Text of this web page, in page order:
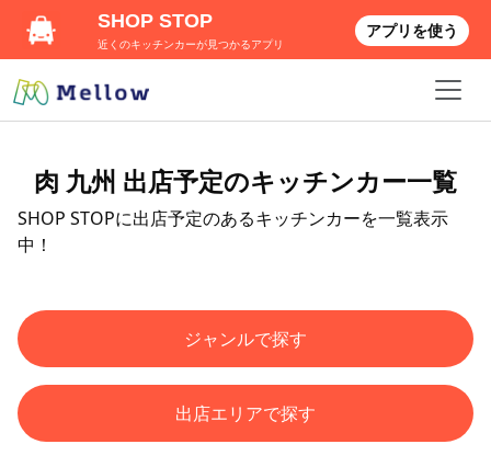
肉 九州 出店予定のキッチンカー一覧
SHOP STOPに出店予定のあるキッチンカーを一覧表示
中！
ジャンルで探す
出店エリアで探す
SHOP STOP
近くのキッチンカーが見つかるアプリ
アプリを使う